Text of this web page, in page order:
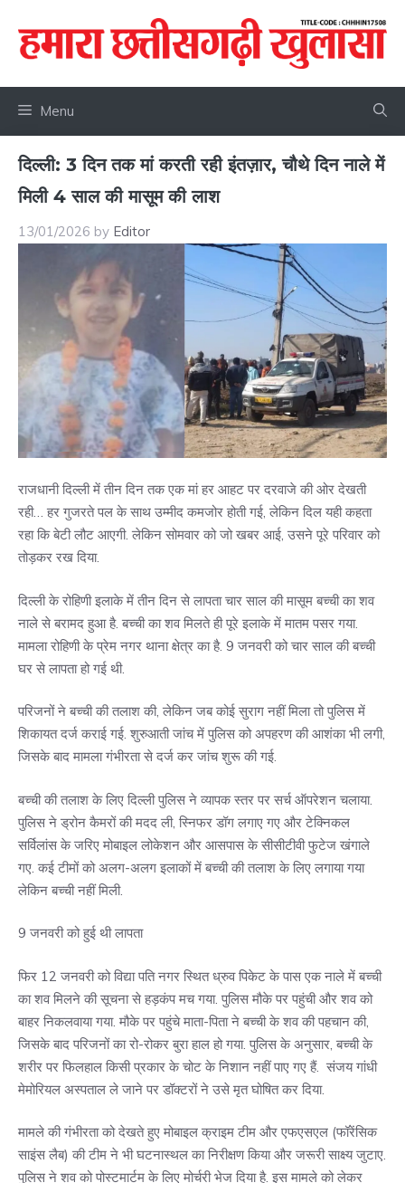
content
Menu
दिल्ली: 3 दिन तक मां करती रही इंतज़ार, चौथे दिन नाले में
मिली 4 साल की मासूम की लाश
13/01/2026 by Editor
राजधानी दिल्ली में तीन दिन तक एक मां हर आहट पर दरवाजे की ओर देखती
रही… हर गुजरते पल के साथ उम्मीद कमजोर होती गई, लेकिन दिल यही कहता
रहा कि बेटी लौट आएगी. लेकिन सोमवार को जो खबर आई, उसने पूरे परिवार को
तोड़कर रख दिया.
दिल्ली के रोहिणी इलाके में तीन दिन से लापता चार साल की मासूम बच्ची का शव
नाले से बरामद हुआ है. बच्ची का शव मिलते ही पूरे इलाके में मातम पसर गया.
मामला रोहिणी के प्रेम नगर थाना क्षेत्र का है. 9 जनवरी को चार साल की बच्ची
घर से लापता हो गई थी.
परिजनों ने बच्ची की तलाश की, लेकिन जब कोई सुराग नहीं मिला तो पुलिस में
शिकायत दर्ज कराई गई. शुरुआती जांच में पुलिस को अपहरण की आशंका भी लगी,
जिसके बाद मामला गंभीरता से दर्ज कर जांच शुरू की गई.
बच्ची की तलाश के लिए दिल्ली पुलिस ने व्यापक स्तर पर सर्च ऑपरेशन चलाया.
पुलिस ने ड्रोन कैमरों की मदद ली, स्निफर डॉग लगाए गए और टेक्निकल
सर्विलांस के जरिए मोबाइल लोकेशन और आसपास के सीसीटीवी फुटेज खंगाले
गए. कई टीमों को अलग-अलग इलाकों में बच्ची की तलाश के लिए लगाया गया
लेकिन बच्ची नहीं मिली.
9 जनवरी को हुई थी लापता
फिर 12 जनवरी को विद्या पति नगर स्थित ध्रुव पिकेट के पास एक नाले में बच्ची
का शव मिलने की सूचना से हड़कंप मच गया. पुलिस मौके पर पहुंची और शव को
बाहर निकलवाया गया. मौके पर पहुंचे माता-पिता ने बच्ची के शव की पहचान की,
जिसके बाद परिजनों का रो-रोकर बुरा हाल हो गया. पुलिस के अनुसार, बच्ची के
शरीर पर फिलहाल किसी प्रकार के चोट के निशान नहीं पाए गए हैं. संजय गांधी
मेमोरियल अस्पताल ले जाने पर डॉक्टरों ने उसे मृत घोषित कर दिया.
मामले की गंभीरता को देखते हुए मोबाइल क्राइम टीम और एफएसएल (फॉरेंसिक
साइंस लैब) की टीम ने भी घटनास्थल का निरीक्षण किया और जरूरी साक्ष्य जुटाए.
पुलिस ने शव को पोस्टमार्टम के लिए मोर्चरी भेज दिया है. इस मामले को लेकर